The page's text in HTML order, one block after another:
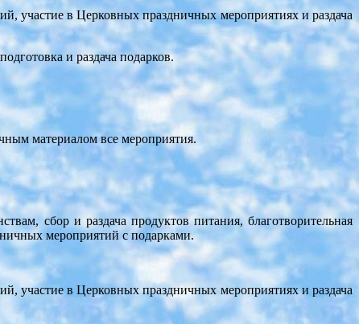
участие в Церковных праздничных мероприятиях и раздача
и раздача подарков.
материалом все мероприятия.
сбор и раздача продуктов питания, благотворительная
мероприятий с подарками.
участие в Церковных праздничных мероприятиях и раздача